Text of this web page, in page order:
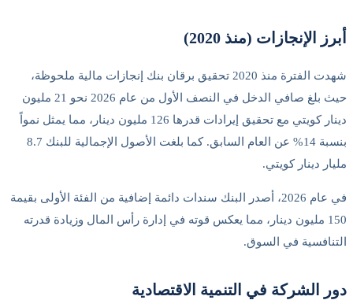
أبرز الإنجازات (منذ 2020)
شهدت الفترة منذ 2020 تحقيق برقان بنك إنجازات مالية ملحوظة،
حيث بلغ صافي الدخل في النصف الأول من عام 2026 نحو 21 مليون
دينار كويتي مع تحقيق إيرادات قدرها 126 مليون دينار، مما يمثل نمواً
بنسبة 14% عن العام السابق. كما بلغت الأصول الإجمالية للبنك 8.7
مليار دينار كويتي.
في عام 2026، أصدر البنك سندات دائمة إضافية من الفئة الأولى بقيمة
150 مليون دينار، مما يعكس قوته في إدارة رأس المال وزيادة قدرته
التنافسية في السوق.
دور الشركة في التنمية الاقتصادية